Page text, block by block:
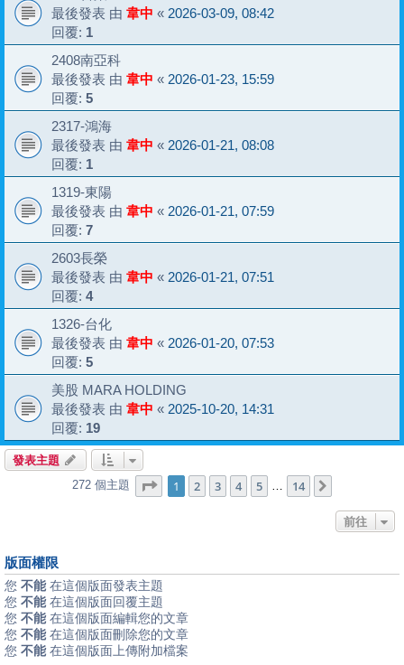
最後發表 由 韋中 « 2026-03-09, 08:42
回覆: 1
2408南亞科
最後發表 由 韋中 « 2026-01-23, 15:59
回覆: 5
2317-鴻海
最後發表 由 韋中 « 2026-01-21, 08:08
回覆: 1
1319-東陽
最後發表 由 韋中 « 2026-01-21, 07:59
回覆: 7
2603長榮
最後發表 由 韋中 « 2026-01-21, 07:51
回覆: 4
1326-台化
最後發表 由 韋中 « 2026-01-20, 07:53
回覆: 5
美股 MARA HOLDING
最後發表 由 韋中 « 2025-10-20, 14:31
回覆: 19
發表主題
272 個主題 1 頁 (共 14 頁)
1 2 3 4 5 … 14
前往
版面權限
您 不能在這個版面發表主題
您 不能在這個版面回覆主題
您 不能在這個版面編輯您的文章
您 不能在這個版面刪除您的文章
您 不能在這個版面上傳附加檔案